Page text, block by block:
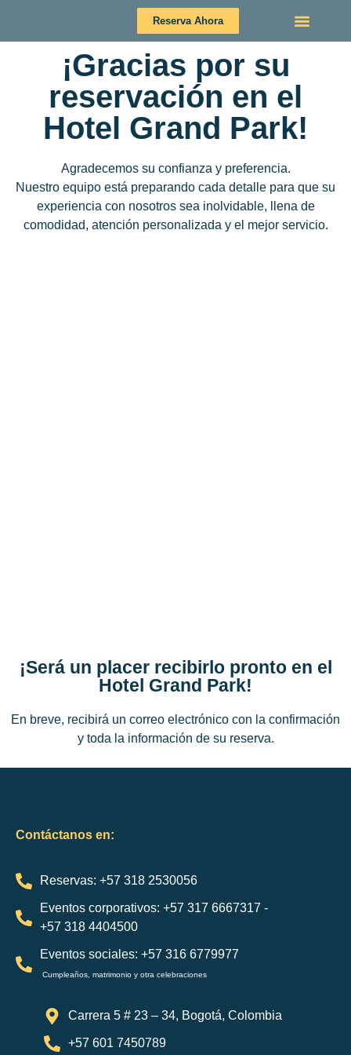
Reserva Ahora
¡Gracias por su
reservación en el
Hotel Grand Park!
Agradecemos su confianza y preferencia.
Nuestro equipo está preparando cada detalle para que su
experiencia con nosotros sea inolvidable, llena de
comodidad, atención personalizada y el mejor servicio.
¡Será un placer recibirlo pronto en el
Hotel Grand Park!
En breve, recibirá un correo electrónico con la confirmación
y toda la información de su reserva.
Contáctanos en:
Reservas: +57 318 2530056
Eventos corporativos: +57 317 6667317 -
+57 318 4404500
Eventos sociales: +57 316 6779977
Cumpleaños, matrimonio y otra celebraciones
Carrera 5 # 23 – 34, Bogotá, Colombia
+57 601 7450789